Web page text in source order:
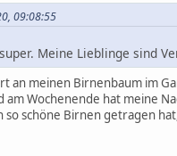
09:08:55
Meine Lieblinge sind
an meinen Birnenbaum im
Wochenende hat meine
schöne Birnen getragen